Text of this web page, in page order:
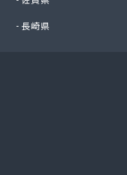
長崎県